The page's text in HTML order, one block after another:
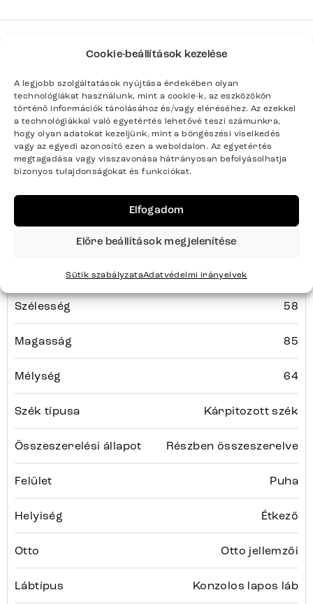
Cookie-beállítások kezelése
A legjobb szolgáltatások nyújtása érdekében olyan
technológiákat használunk, mint a cookie-k, az eszközökön
történő információk tárolásához és/vagy eléréséhez. Az ezekkel
a technológiákkal való egyetértés lehetővé teszi számunkra,
hogy olyan adatokat kezeljünk, mint a böngészési viselkedés
vagy az egyedi azonosító ezen a weboldalon. Az egyetértés
megtagadása vagy visszavonása hátrányosan befolyásolhatja
bizonyos tulajdonságokat és funkciókat.
Elfogadom
Előre beállítások megjelenítése
Sütik szabályzataAdatvédelmi irányelvek
Sorozat
PEJO-FLEX Teljes sorozat részletei
Termék paraméterei
Színek Antracit, Titán
Termék súlya kg-ban
Bútortípus
Szélesség 58
Magasság 85
Mélység 64
Szék típusa Kárpitozott szék
Összeszerelési állapot Részben összeszerelve
Felület Puha
Helyiség Étkező
Otto Otto jellemzői
Lábtípus Konzolos lapos láb